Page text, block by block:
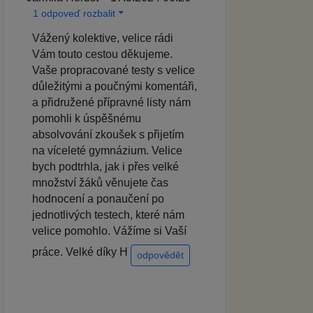
1 odpoveď rozbalit
Vážený kolektive, velice rádi
Vám touto cestou děkujeme.
Vaše propracované testy s velice
důležitými a poučnými komentáři,
a přidružené přípravné listy nám
pomohli k úspěšnému
absolvování zkoušek s přijetím
na víceleté gymnázium. Velice
bych podtrhla, jak i přes velké
množství žáků věnujete čas
hodnocení a ponaučení po
jednotlivých testech, které nám
velice pomohlo. Vážíme si Vaší
práce. Velké díky H
odpovědět